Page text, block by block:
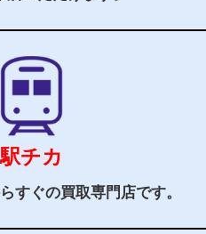
当店の特徴